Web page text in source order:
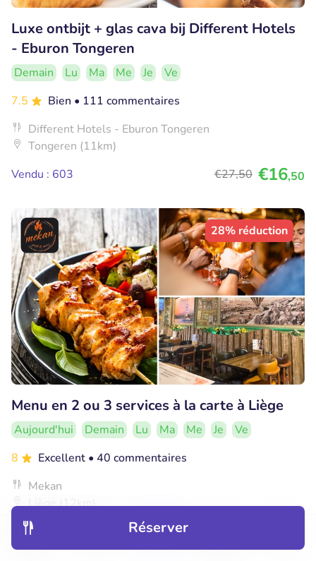
Réserver
Luxe ontbijt + glas cava bij Different Hotels
- Eburon Tongeren
Demain Lu Ma Me Je
Ve
7.5
Bien • 111 commentaires
Different Hotels - Eburon Tongeren
Tongeren (11km)
Vendu : 603
€27,50 €16,50
28% réduction
Menu en 2 ou 3 services à la carte à Liège
Aujourd'hui Demain Lu Ma Me Je
Ve
8
Excellent • 40 commentaires
Mekan
Liège (12km)
Vendu : 338